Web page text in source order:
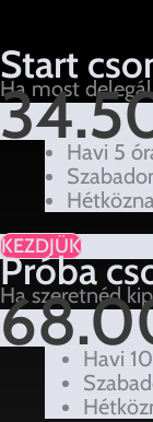
Start
Ha most
Havi 5
KEZDJÜK
Próba
Ha szeretnéd
Havi